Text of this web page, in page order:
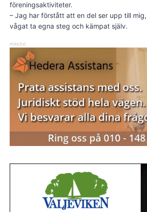
föreningsaktiviteter.
– Jag har förstått att en del ser upp till
vågat ta egna steg och kämpat själv.
ANNONS